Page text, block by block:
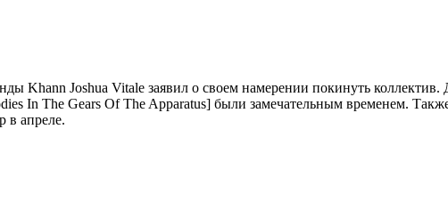
Khann Joshua Vitale заявил о своем намерении покинуть
In The Gears Of The Apparatus] были замечательным временем.
в апреле.